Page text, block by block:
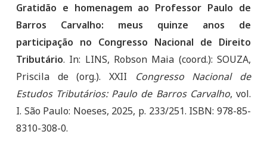
Gratidão e homenagem ao Professor Paulo de
Barros Carvalho: meus quinze anos de
participação no Congresso Nacional de Direito
Tributário. In: LINS, Robson Maia (coord.): SOUZA,
Priscila de (org.). XXII
Congresso Nacional de
Estudos Tributários: Paulo de Barros Carvalho, vol.
I. São Paulo: Noeses, 2025, p. 233/251. ISBN: 978-85-
8310-308-0.